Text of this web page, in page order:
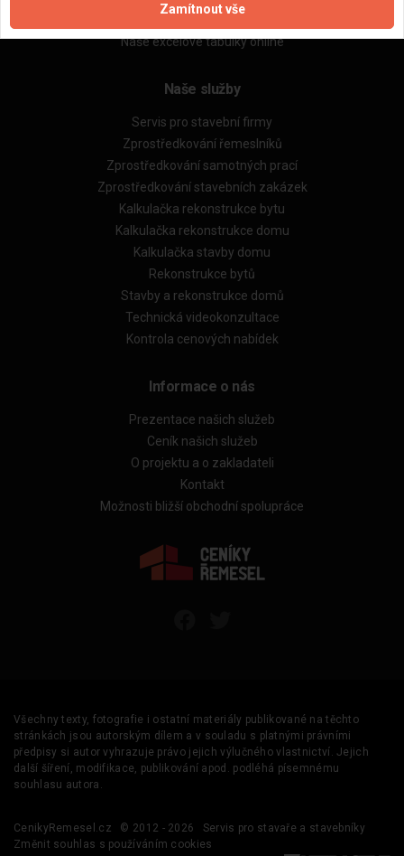
Naše excelové tabulky online
Naše služby
Servis pro stavební firmy
Zprostředkování řemeslníků
Zprostředkování samotných prací
Zprostředkování stavebních zakázek
Kalkulačka rekonstrukce bytu
Kalkulačka rekonstrukce domu
Kalkulačka stavby domu
Rekonstrukce bytů
Stavby a rekonstrukce domů
Technická videokonzultace
Kontrola cenových nabídek
Informace o nás
Prezentace našich služeb
Ceník našich služeb
O projektu a o zakladateli
Kontakt
Možnosti bližší obchodní spolupráce
Všechny texty, fotografie i ostatní materiály publikované na těchto
stránkách jsou autorským dílem a v souladu s platnými právními
předpisy si autor vyhrazuje právo jejich výlučného vlastnictví. Jejich
další šíření, modifikace, publikování apod. podléhá písemnému
souhlasu autora.
CenikyRemesel.cz © 2012 - 2026
Servis pro stavaře a stavebníky
Změnit souhlas s používáním cookies
Zamítnout vše